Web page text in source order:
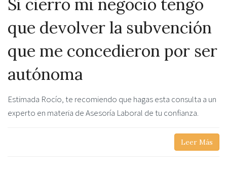
Si cierro mi negocio tengo
que devolver la subvención
que me concedieron por ser
autónoma
Estimada Rocío, te recomiendo que hagas esta consulta a un
experto en materia de Asesoría Laboral de tu confianza.
Leer Más